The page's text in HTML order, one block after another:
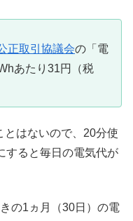
正取引協議会の「電
あたり31円（税
とはないので、20分使
すると毎日の電気代が
の1ヵ月（30日）の電